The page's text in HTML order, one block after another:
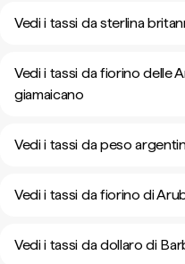
Vedi i tassi da sterlina
Vedi i tassi da fiorino delle
giamaicano
Vedi i tassi da peso
Vedi i tassi da fiorino di
Vedi i tassi da dollaro di